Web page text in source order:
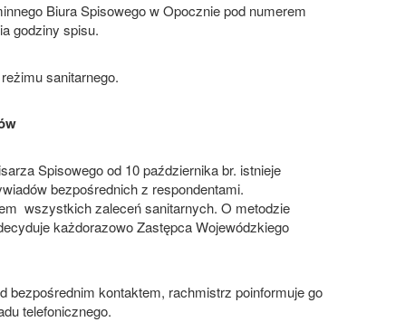
Biura Spisowego w Opocznie pod numerem
godziny spisu.
sanitarnego.
Spisowego od 10 października br. istnieje
bezpośrednich z respondentami.
wszystkich zaleceń sanitarnych. O metodzie
każdorazowo Zastępca Wojewódzkiego
bezpośrednim kontaktem, rachmistrz poinformuje go
telefonicznego.